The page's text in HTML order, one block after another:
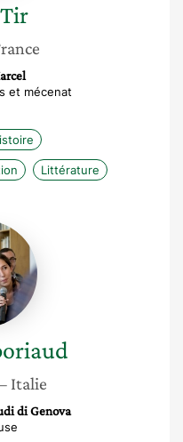
Tir
et mécenat
Littérature
Italie
di Genova